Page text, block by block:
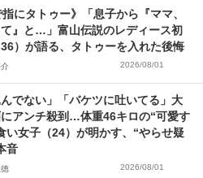
指にタトゥー》「息子から『ママ、
』と…」富山伝説のレディース初
）が語る、タトゥーを入れた後悔
2026/08/01
んでない」「バケツに吐いてる」大
アンチ殺到…体重46キロの“可愛す
い女子（24）が明かす、“やらせ疑
音
2026/08/01